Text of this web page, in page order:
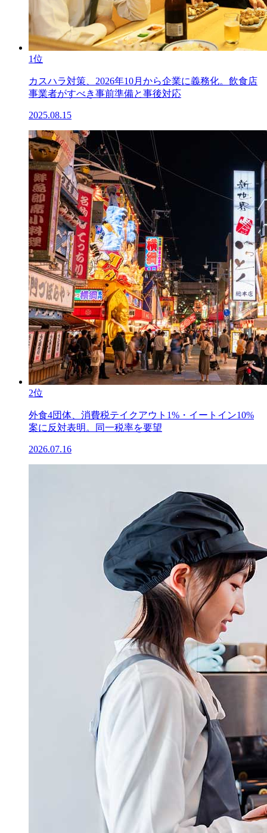
1位
カスハラ対策、2026年10月から企業に義務化。飲食店
事業者がすべき事前準備と事後対応
2025.08.15
2位
外食4団体、消費税テイクアウト1%・イートイン10%
案に反対表明。同一税率を要望
2026.07.16